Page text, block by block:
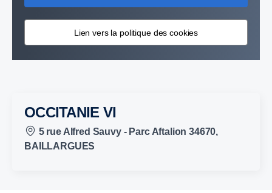
Lien vers la politique des cookies
OCCITANIE VI
5 rue Alfred Sauvy - Parc Aftalion 34670,
BAILLARGUES